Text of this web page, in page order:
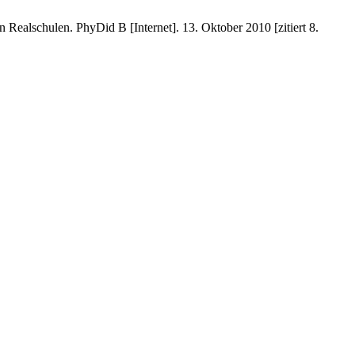
Realschulen. PhyDid B [Internet]. 13. Oktober 2010 [zitiert 8.